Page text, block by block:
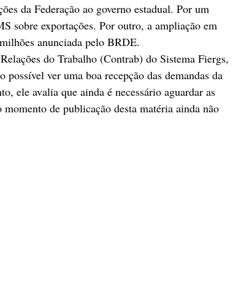
da Federação ao governo estadual. Por um
sobre exportações. Por outro, a ampliação em
anunciada pelo BRDE.
do Trabalho (Contrab) do Sistema Fiergs,
ver uma boa recepção das demandas da
ele avalia que ainda é necessário aguardar as
de publicação desta matéria ainda não